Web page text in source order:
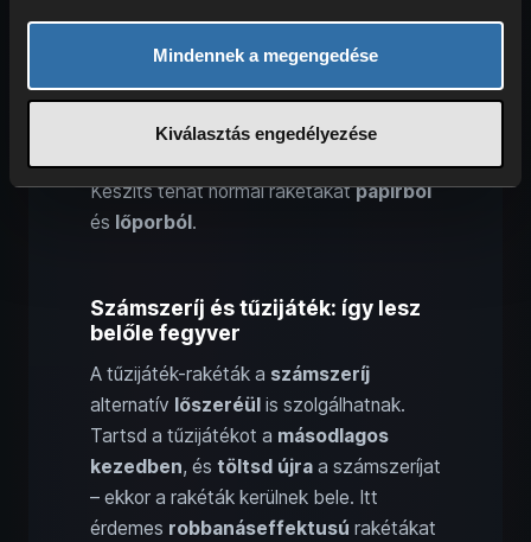
Mindennek a megengedése
Kiválasztás engedélyezése
amit a legtöbben ismernek. Mi
mindenképpaz effektus nélküli
rakétákatajánljuk! Atűzijátékugyanis
sebezhet, amit nyilván nem szeretnél.
Készíts tehát normál rakétákatpapírból
és lőporból .
Számszeríj és tűzijáték: így lesz
belőle fegyver
A tűzijáték-rakéták a számszeríj
alternatív lőszeréül is szolgálhatnak.
Tartsd a tűzijátékot a másodlagos
kezedben, és töltsd újra a számszeríjat
– ekkor a rakéták kerülnek bele. Itt
érdemes robbanáseffektusú rakétákat